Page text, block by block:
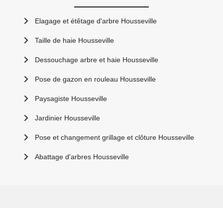
Elagage et étêtage d'arbre Housseville
Taille de haie Housseville
Dessouchage arbre et haie Housseville
Pose de gazon en rouleau Housseville
Paysagiste Housseville
Jardinier Housseville
Pose et changement grillage et clôture Housseville
Abattage d'arbres Housseville